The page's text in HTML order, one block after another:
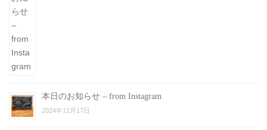
本日のお知らせ – from Instagram
2024年11月17日